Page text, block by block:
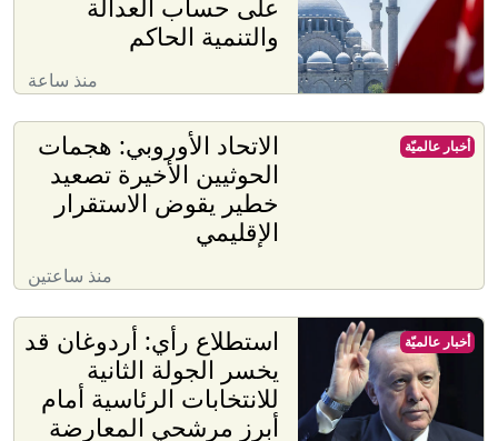
على حساب العدالة
والتنمية الحاكم
منذ ساعة
الاتحاد الأوروبي: هجمات
الحوثيين الأخيرة تصعيد
خطير يقوض الاستقرار
الإقليمي
منذ ساعتين
أخبار عالميّة
استطلاع رأي: أردوغان قد
يخسر الجولة الثانية
للانتخابات الرئاسية أمام
أبرز مرشحي المعارضة
أخبار عالميّة